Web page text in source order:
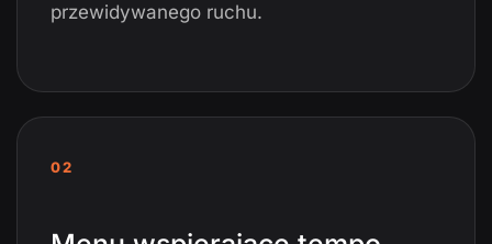
przewidywanego ruchu.
02